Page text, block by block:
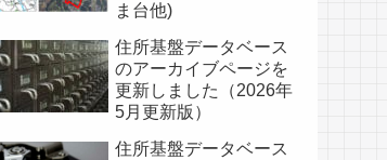
ま台他)
住所基盤データベース
のアーカイブページを
更新しました（2026年
5月更新版）
住所基盤データベース